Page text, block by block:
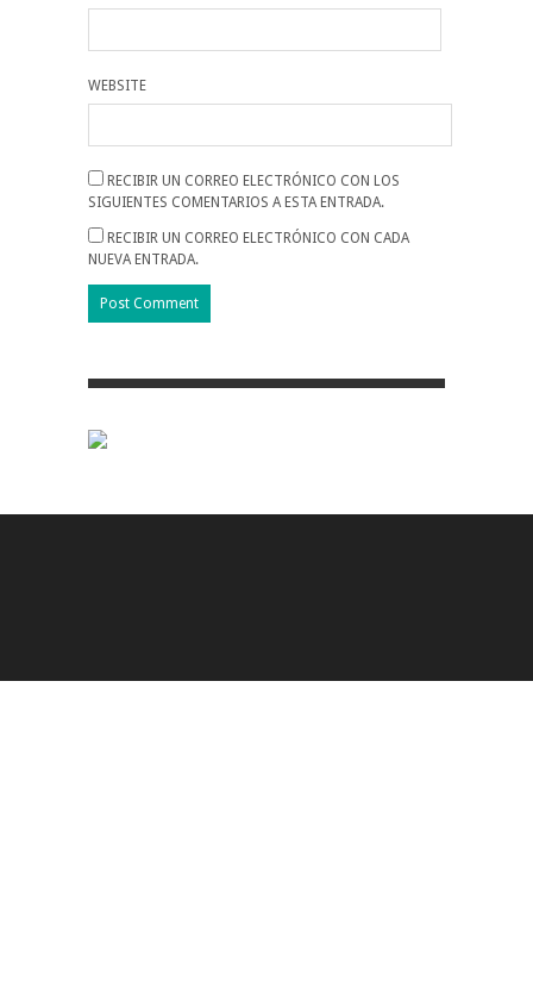
WEBSITE
RECIBIR UN CORREO ELECTRÓNICO CON LOS
SIGUIENTES COMENTARIOS A ESTA ENTRADA.
RECIBIR UN CORREO ELECTRÓNICO CON CADA
NUEVA ENTRADA.